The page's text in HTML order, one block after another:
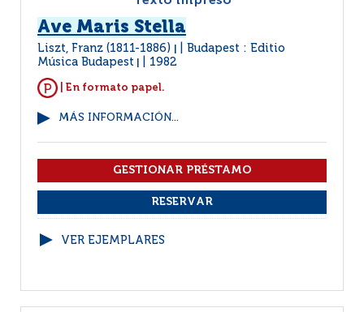
Ave Maris Stella
Liszt, Franz (1811-1886)
Budapest : Editio
Música Budapest
1982
| En formato papel.
MÁS INFORMACIÓN...
VER EJEMPLARES